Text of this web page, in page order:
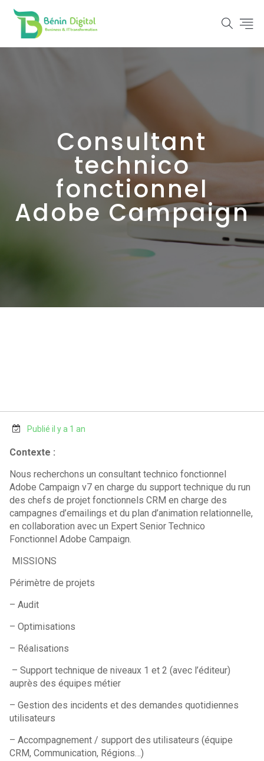
Consultant
technico
fonctionnel
Adobe Campaign
Publié il y a 1 an
Contexte :
Nous recherchons un consultant technico fonctionnel
Adobe Campaign v7 en charge du support technique du run
des chefs de projet fonctionnels CRM en charge des
campagnes d’emailings et du plan d’animation relationnelle,
en collaboration avec un Expert Senior Technico
Fonctionnel Adobe Campaign.
MISSIONS
Périmètre de projets
– Audit
– Optimisations
– Réalisations
– Support technique de niveaux 1 et 2 (avec l’éditeur)
auprès des équipes métier
– Gestion des incidents et des demandes quotidiennes
utilisateurs
– Accompagnement / support des utilisateurs (équipe
CRM, Communication, Régions…)